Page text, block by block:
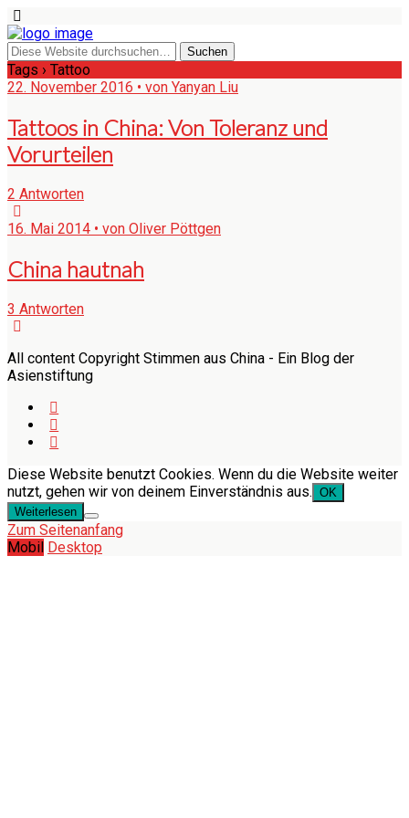
Tags › Tattoo
22. November 2016 • von Yanyan Liu
Tattoos in China: Von Toleranz und
Vorurteilen
2 Antworten
16. Mai 2014 • von Oliver Pöttgen
China hautnah
3 Antworten
All content Copyright Stimmen aus China - Ein Blog der
Asienstiftung
Diese Website benutzt Cookies. Wenn du die Website weiter
nutzt, gehen wir von deinem Einverständnis aus. OK
Weiterlesen
Zum Seitenanfang
Mobil Desktop